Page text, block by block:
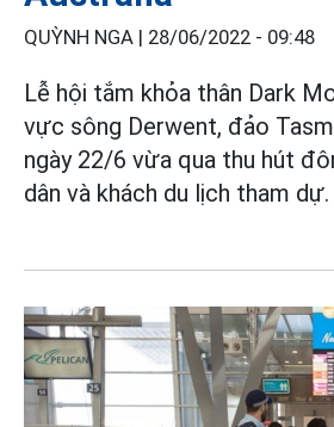
QUỲNH NGA | 28/06/2022 - 09:48
Lễ hội tắm khỏa thân Dark
vực sông Derwent, đảo
ngày 22/6 vừa qua thu hút
dân và khách du lịch tham dự.